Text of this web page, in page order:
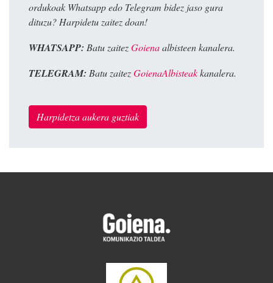
ordukoak Whatsapp edo Telegram bidez jaso gura
dituzu? Harpidetu zaitez doan!
WHATSAPP: Batu zaitezGoienaalbisteen kanalera.
TELEGRAM: Batu zaitezGoienaAlbisteakkanalera.
Harpidetza aukera guztiak